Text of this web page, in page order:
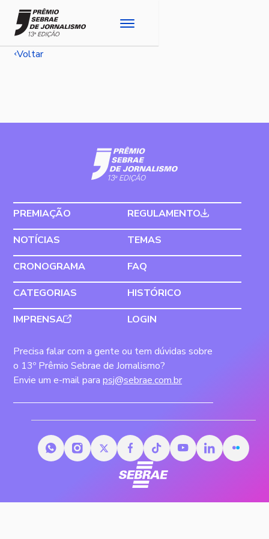
Voltar
PREMIAÇÃO
REGULAMENTO
NOTÍCIAS
TEMAS
CRONOGRAMA
FAQ
CATEGORIAS
HISTÓRICO
IMPRENSA
LOGIN
Precisa falar com a gente ou tem dúvidas sobre
o 13º Prêmio Sebrae de Jornalismo?
Envie um e-mail para psj@sebrae.com.br